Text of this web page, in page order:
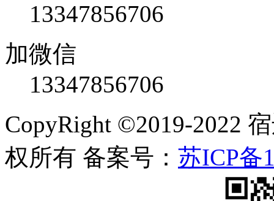
13347856706
加微信
13347856706
CopyRight ©2019-2022
权所有 备案号： 苏ICP备